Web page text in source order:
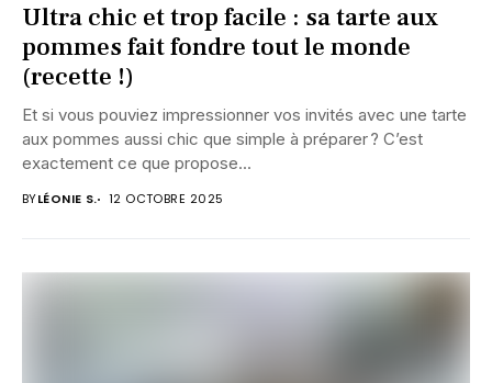
Ultra chic et trop facile : sa tarte aux
pommes fait fondre tout le monde
(recette !)
Et si vous pouviez impressionner vos invités avec une tarte
aux pommes aussi chic que simple à préparer ? C’est
exactement ce que propose...
BYLÉONIE S. 12 OCTOBRE 2025